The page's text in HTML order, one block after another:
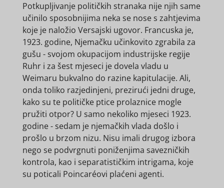
Potkupljivanje političkih stranaka nije njih same
učinilo sposobnijima neka se nose s zahtjevima
koje je naložio Versajski ugovor. Francuska je,
1923. godine, Njemačku učinkovito zgrabila za
gušu - svojom okupacijom industrijske regije
Ruhr i za šest mjeseci je dovela vladu u
Weimaru bukvalno do razine kapitulacije. Ali,
onda toliko razjedinjeni, prezirući jedni druge,
kako su te političke ptice prolaznice mogle
pružiti otpor? U samo nekoliko mjeseci 1923.
godine - sedam je njemačkih vlada došlo i
prošlo u brzom nizu. Nisu imali drugog izbora
nego se podvrgnuti poniženjima savezničkih
kontrola, kao i separatističkim intrigama, koje
su poticali Poincaréovi plaćeni agenti.